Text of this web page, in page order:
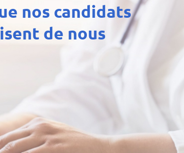
nos candidats
de nous